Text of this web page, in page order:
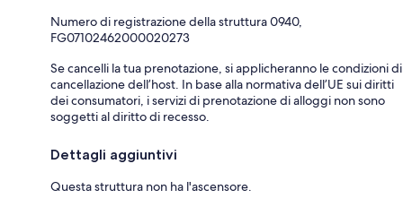
Numero di registrazione della struttura 0940,
FG07102462000020273
Se cancelli la tua prenotazione, si applicheranno le condizioni di
cancellazione dell’host. In base alla normativa dell’UE sui diritti
dei consumatori, i servizi di prenotazione di alloggi non sono
soggetti al diritto di recesso.
Dettagli aggiuntivi
Questa struttura non ha l'ascensore.